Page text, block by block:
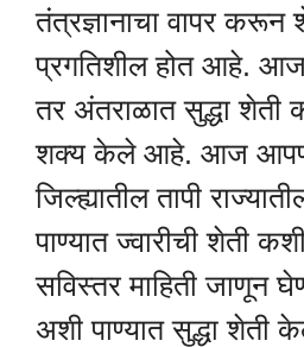
तंत्रज्ञानाचा वापर करून
प्रगतिशील होत आहे.
तर अंतराळात सुद्धा शेती
शक्य केले आहे. आज
जिल्ह्यातील तापी
पाण्यात ज्वारीची शेती
सविस्तर माहिती जाणून
अशी पाण्यात सुद्धा शेती